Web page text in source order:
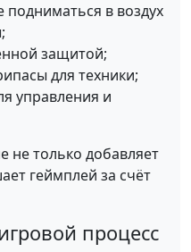
в воздух
защитой;
для техники;
управления и
не только добавляет
геймплей за счёт
процесс